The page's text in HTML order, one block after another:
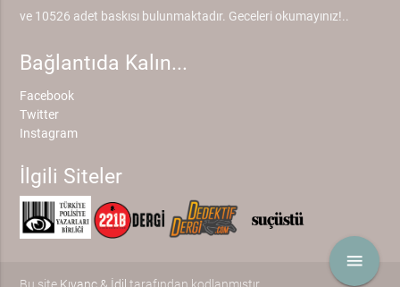
menu
ve 10526 adet baskısı bulunmaktadır. Geceleri okumayınız!..
Bağlantıda Kalın...
Facebook
Twitter
Instagram
İlgili Siteler
Bu site Kıvanç & İdil tarafından kodlanmıştır.